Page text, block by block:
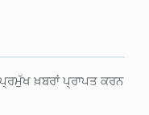
ਖ਼ਬਰਾਂ ਪ੍ਰਾਪਤ ਕਰਨ